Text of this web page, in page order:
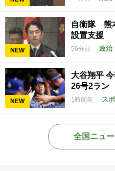
NEW
自衛隊 熊
設置支援
56分前 政治
NEW
大谷翔平
26号2ラン
1時間前 ス
全国ニュ